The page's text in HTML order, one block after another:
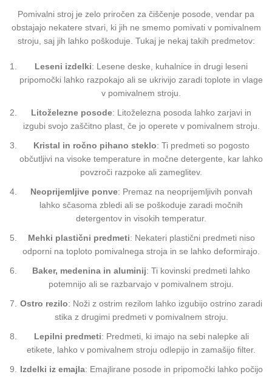
Pomivalni stroj je zelo priročen za čiščenje posode, vendar pa
obstajajo nekatere stvari, ki jih ne smemo pomivati v pomivalnem
stroju, saj jih lahko poškoduje. Tukaj je nekaj takih predmetov:
Leseni izdelki: Lesene deske, kuhalnice in drugi leseni
pripomočki lahko razpokajo ali se ukrivijo zaradi toplote in vlage
v pomivalnem stroju.
Litoželezne posode: Litoželezna posoda lahko zarjavi in
izgubi svojo zaščitno plast, če jo operete v pomivalnem stroju.
Kristal in ročno pihano steklo: Ti predmeti so pogosto
občutljivi na visoke temperature in močne detergente, kar lahko
povzroči razpoke ali zameglitev.
Neoprijemljive ponve: Premaz na neoprijemljivih ponvah
lahko sčasoma zbledi ali se poškoduje zaradi močnih
detergentov in visokih temperatur.
Mehki plastični predmeti: Nekateri plastični predmeti niso
odporni na toploto pomivalnega stroja in se lahko deformirajo.
Baker, medenina in aluminij: Ti kovinski predmeti lahko
potemnijo ali se razbarvajo v pomivalnem stroju.
Ostro rezilo: Noži z ostrim rezilom lahko izgubijo ostrino zaradi
stika z drugimi predmeti v pomivalnem stroju.
Lepilni predmeti: Predmeti, ki imajo na sebi nalepke ali
etikete, lahko v pomivalnem stroju odlepijo in zamašijo filter.
Izdelki iz emajla: Emajlirane posode in pripomočki lahko počijo